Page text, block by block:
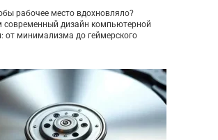
рабочее место вдохновляло?
современный дизайн компьютерной
от минимализма до геймерского